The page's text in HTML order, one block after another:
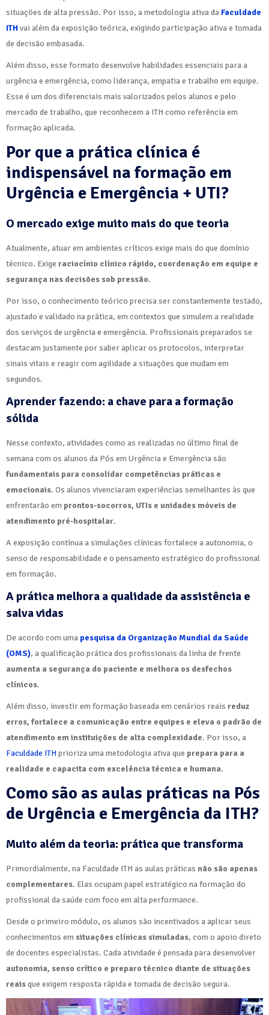
situações de alta pressão. Por isso, a metodologia ativa da Faculdade
ITHvai além da exposição teórica, exigindo participação ativa e tomada
de decisão embasada.
Além disso, esse formato desenvolve habilidades essenciais para a
urgência e emergência, como liderança, empatia e trabalho em equipe.
Esse é um dos diferenciais mais valorizados pelos alunos e pelo
mercado de trabalho, que reconhecem a ITH como referência em
formação aplicada.
Por que a prática clínica é
indispensável na formação em
Urgência e Emergência + UTI?
O mercado exige muito mais do que teoria
Atualmente, atuar em ambientes críticos exige mais do que domínio
técnico. Exige raciocínio clínico rápido, coordenação em equipe e
segurança nas decisões sob pressão.
Por isso, o conhecimento teórico precisa ser constantemente testado,
ajustado e validado na prática, em contextos que simulem a realidade
dos serviços de urgência e emergência. Profissionais preparados se
destacam justamente por saber aplicar os protocolos, interpretar
sinais vitais e reagir com agilidade a situações que mudam em
segundos.
Aprender fazendo: a chave para a formação
sólida
Nesse contexto, atividades como as realizadas no último final de
semana com os alunos da Pós em Urgência e Emergência são
fundamentais para consolidar competências práticas e
emocionais. Os alunos vivenciaram experiências semelhantes às que
enfrentarão em prontos-socorros, UTIs e unidades móveis de
atendimento pré-hospitalar.
A exposição contínua a simulações clínicas fortalece a autonomia, o
senso de responsabilidade e o pensamento estratégico do profissional
em formação.
A prática melhora a qualidade da assistência e
salva vidas
De acordo com uma pesquisa da Organização Mundial da Saúde
(OMS), a qualificação prática dos profissionais da linha de frente
aumenta a segurança do paciente e melhora os desfechos
clínicos.
Além disso, investir em formação baseada em cenários reais reduz
erros, fortalece a comunicação entre equipes e eleva o padrão de
atendimento em instituições de alta complexidade. Por isso, a
Faculdade ITHprioriza uma metodologia ativa que prepara para a
realidade e capacita com excelência técnica e humana.
Como são as aulas práticas na Pós
de Urgência e Emergência da ITH?
Muito além da teoria: prática que transforma
Primordialmente, na Faculdade ITH as aulas práticas não são apenas
complementares. Elas ocupam papel estratégico na formação do
profissional da saúde com foco em alta performance.
Desde o primeiro módulo, os alunos são incentivados a aplicar seus
conhecimentos em situações clínicas simuladas, com o apoio direto
de docentes especialistas. Cada atividade é pensada para desenvolver
autonomia, senso crítico e preparo técnico diante de situações
reaisque exigem resposta rápida e tomada de decisão segura.